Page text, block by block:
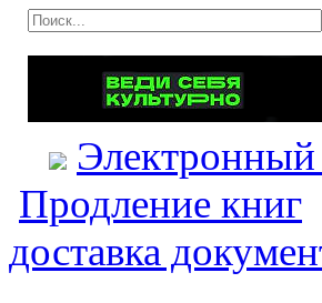
Электронный
Продление книг
доставка